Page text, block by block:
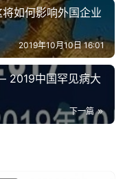
如何影响外国企业
2019年10月10日 16:01
2019中国罕见病大
下一篇